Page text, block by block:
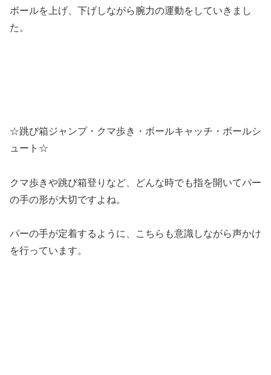
ボールを上げ、下げしながら腕力の運動をしていきまし
た。
☆跳び箱ジャンプ・クマ歩き・ボールキャッチ・ボールシ
ュート☆
クマ歩きや跳び箱登りなど、どんな時でも指を開いてパー
の手の形が大切ですよね。
パーの手が定着するように、こちらも意識しながら声かけ
を行っています。